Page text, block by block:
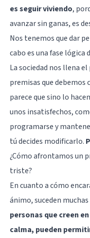
es seguir viviendo,
avanzar sin ganas, es
Nos tenemos que dar
cabo es unafase lógica
La sociedad nos llena
premisas que debemos
parece que sino lo
unos insatisfechos,
programarse y
tú decides modificarlo.
¿Cómo afrontamos un
triste?
En cuanto a cómo
ánimo, suceden
personas que creen
calma, pueden